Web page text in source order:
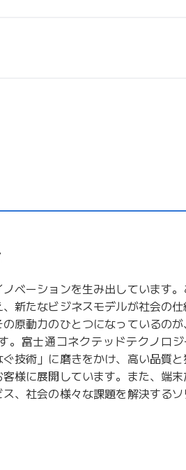
ベーションを生み出しています
新たなビジネスモデルが社会の
原動力のひとつになっているの
富士通コネクテッドテクノロ
技術」に磨きをかけ、高い品質
様に展開しています。また、端
、社会の様々な課題を解決する